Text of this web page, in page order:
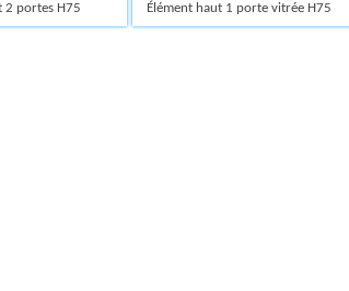
2 portes H75 Élément haut 1 porte vitrée H75